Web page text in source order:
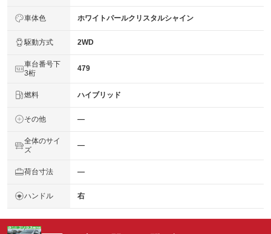
車体色 ホワイトパールクリスタルシャイン
駆動方式 2WD
車台番号下
3桁
479
燃料 ハイブリッド
その他 ―
全体のサイ
ズ
―
荷台寸法 ―
ハンドル 右